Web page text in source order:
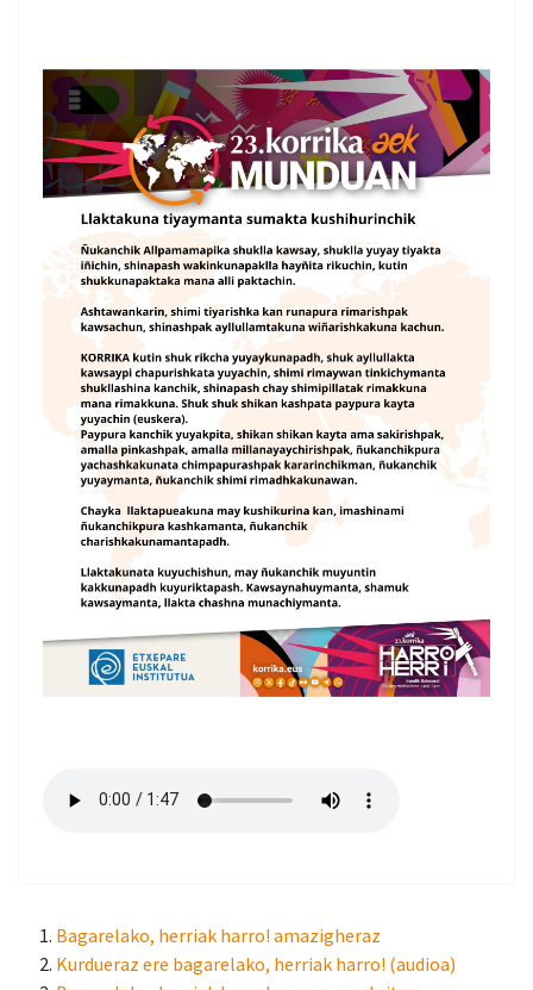
Bagarelako, herriak harro! amazigheraz
Kurdueraz ere bagarelako, herriak harro! (audioa)